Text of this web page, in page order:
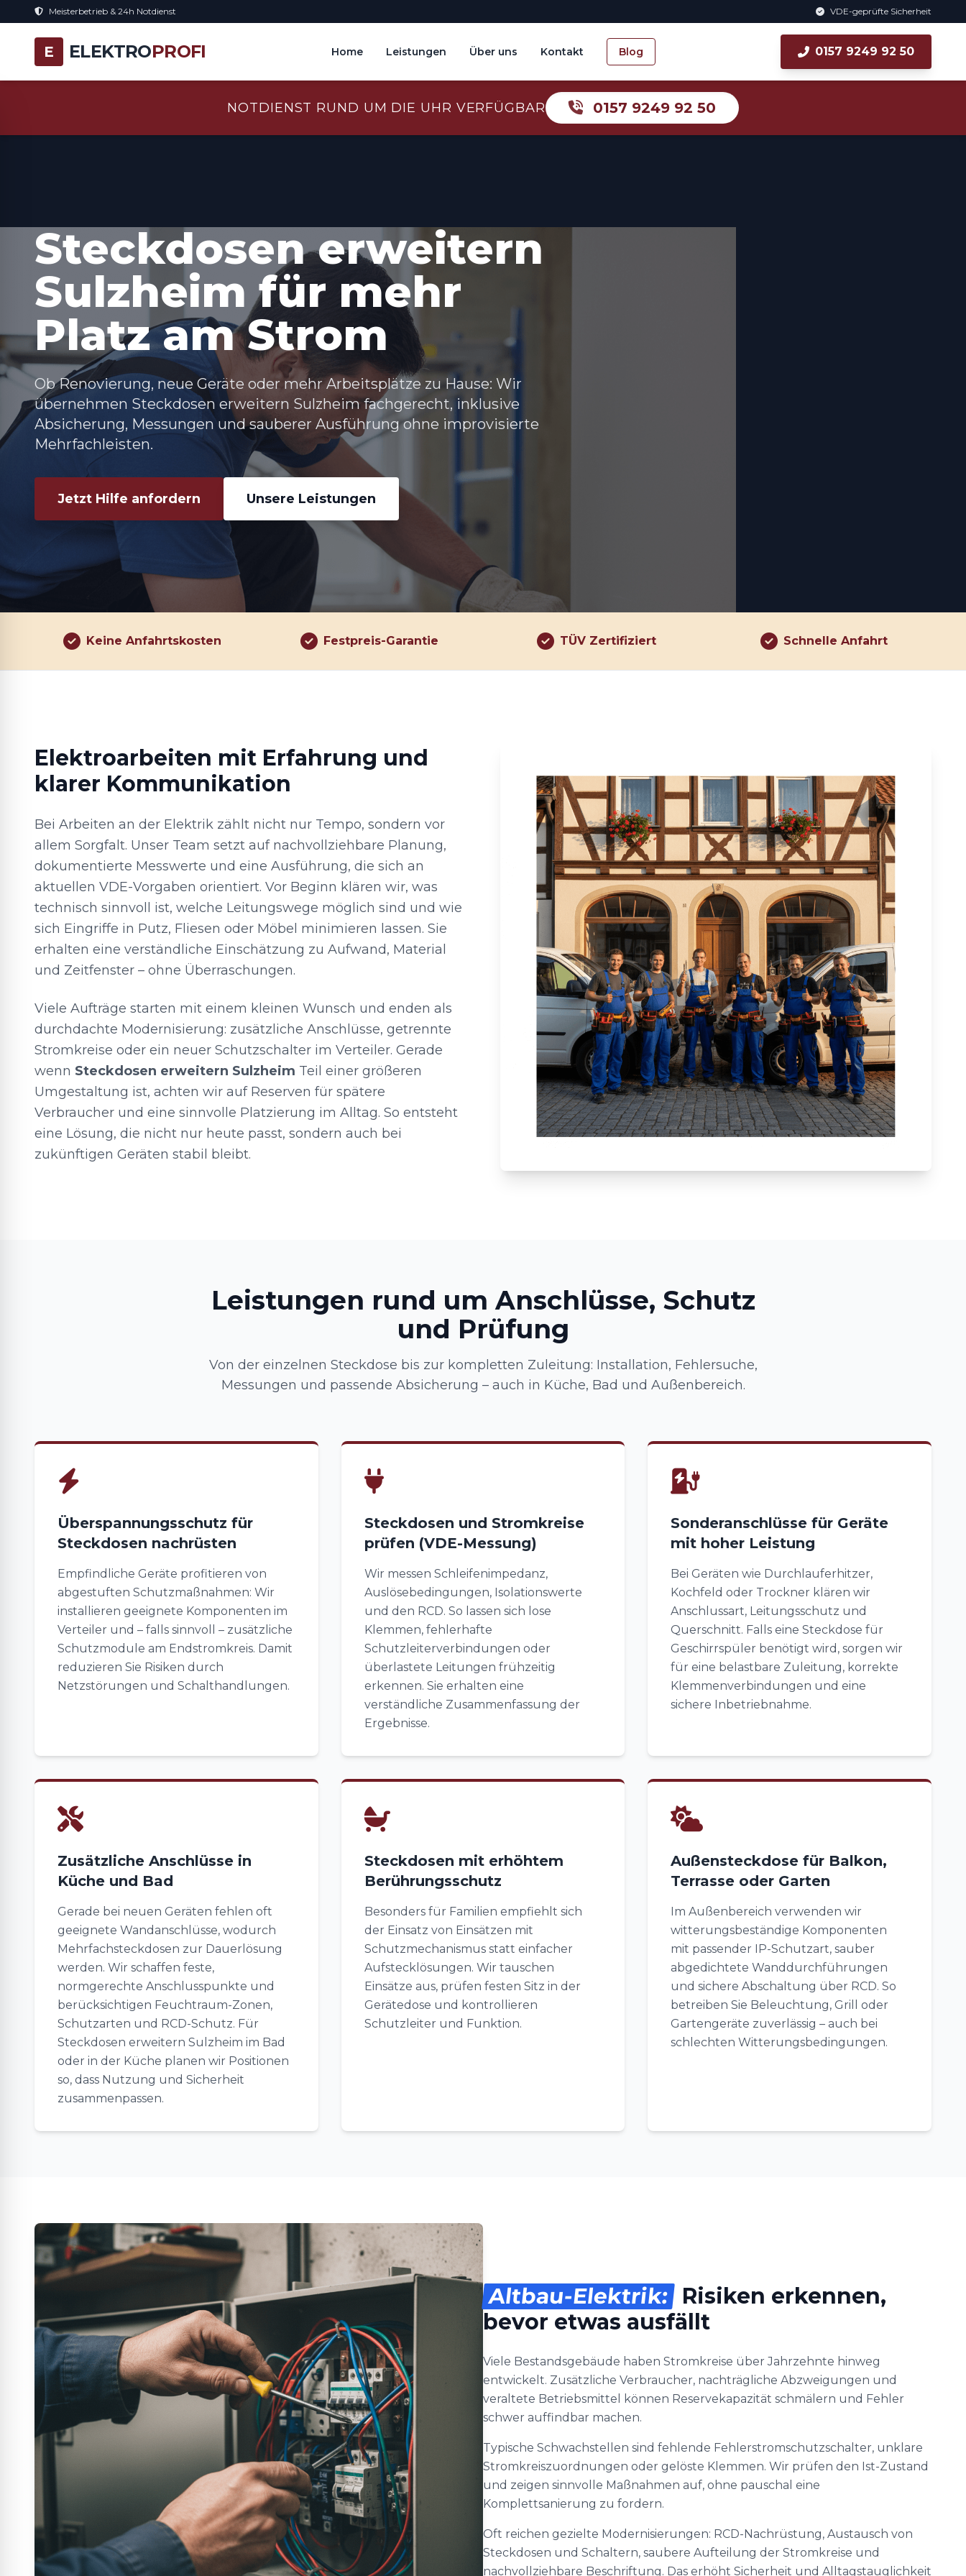
Meisterbetrieb & 24h Notdienst VDE-geprüfte Sicherheit
E ELEKTROPROFI Home Leistungen Über uns Kontakt Blog 0157 9249 92 50
NOTDIENST RUND UM DIE UHR VERFÜGBAR 0157 9249 92 50
Steckdosen erweitern
Sulzheim für mehr
Platz am Strom
Ob Renovierung, neue Geräte oder mehr Arbeitsplätze zu Hause: Wir
übernehmen Steckdosen erweitern Sulzheimfachgerecht, inklusive
Absicherung, Messungen und sauberer Ausführung ohne improvisierte
Mehrfachleisten.
Jetzt Hilfe anfordern Unsere Leistungen
Keine Anfahrtskosten Festpreis-Garantie TÜV Zertifiziert Schnelle Anfahrt
Elektroarbeiten mit Erfahrung und
klarer Kommunikation
Bei Arbeiten an der Elektrik zählt nicht nur Tempo, sondern vor
allem Sorgfalt. Unser Team setzt auf nachvollziehbare Planung,
dokumentierte Messwerte und eine Ausführung, die sich an
aktuellen VDE-Vorgaben orientiert. Vor Beginn klären wir, was
technisch sinnvoll ist, welche Leitungswege möglich sind und wie
sich Eingriffe in Putz, Fliesen oder Möbel minimieren lassen. Sie
erhalten eine verständliche Einschätzung zu Aufwand, Material
und Zeitfenster – ohne Überraschungen.
Viele Aufträge starten mit einem kleinen Wunsch und enden als
durchdachte Modernisierung: zusätzliche Anschlüsse, getrennte
Stromkreise oder ein neuer Schutzschalter im Verteiler. Gerade
wenn Steckdosen erweitern Sulzheim Teil einer größeren
Umgestaltung ist, achten wir auf Reserven für spätere
Verbraucher und eine sinnvolle Platzierung im Alltag. So entsteht
eine Lösung, die nicht nur heute passt, sondern auch bei
zukünftigen Geräten stabil bleibt.
Leistungen rund um Anschlüsse, Schutz
und Prüfung
Von der einzelnen Steckdose bis zur kompletten Zuleitung: Installation, Fehlersuche,
Messungen und passende Absicherung – auch in Küche, Bad und Außenbereich.
Überspannungsschutz für
Steckdosen nachrüsten
Empfindliche Geräte profitieren von
abgestuften Schutzmaßnahmen: Wir
installieren geeignete Komponenten im
Verteiler und – falls sinnvoll – zusätzliche
Schutzmodule am Endstromkreis. Damit
reduzieren Sie Risiken durch
Netzstörungen und Schalthandlungen.
Steckdosen und Stromkreise
prüfen (VDE-Messung)
Wir messen Schleifenimpedanz,
Auslösebedingungen, Isolationswerte
und den RCD. So lassen sich lose
Klemmen, fehlerhafte
Schutzleiterverbindungen oder
überlastete Leitungen frühzeitig
erkennen. Sie erhalten eine
verständliche Zusammenfassung der
Ergebnisse.
Sonderanschlüsse für Geräte
mit hoher Leistung
Bei Geräten wie Durchlauferhitzer,
Kochfeld oder Trockner klären wir
Anschlussart, Leitungsschutz und
Querschnitt. Falls eine Steckdose für
Geschirrspüler benötigt wird, sorgen wir
für eine belastbare Zuleitung, korrekte
Klemmenverbindungen und eine
sichere Inbetriebnahme.
Zusätzliche Anschlüsse in
Küche und Bad
Gerade bei neuen Geräten fehlen oft
geeignete Wandanschlüsse, wodurch
Mehrfachsteckdosen zur Dauerlösung
werden. Wir schaffen feste,
normgerechte Anschlusspunkte und
berücksichtigen Feuchtraum-Zonen,
Schutzarten und RCD-Schutz. Für
Steckdosen erweitern Sulzheim im Bad
oder in der Küche planen wir Positionen
so, dass Nutzung und Sicherheit
zusammenpassen.
Steckdosen mit erhöhtem
Berührungsschutz
Besonders für Familien empfiehlt sich
der Einsatz von Einsätzen mit
Schutzmechanismus statt einfacher
Aufstecklösungen. Wir tauschen
Einsätze aus, prüfen festen Sitz in der
Gerätedose und kontrollieren
Schutzleiter und Funktion.
Außensteckdose für Balkon,
Terrasse oder Garten
Im Außenbereich verwenden wir
witterungsbeständige Komponenten
mit passender IP-Schutzart, sauber
abgedichtete Wanddurchführungen
und sichere Abschaltung über RCD. So
betreiben Sie Beleuchtung, Grill oder
Gartengeräte zuverlässig – auch bei
schlechten Witterungsbedingungen.
Altbau-Elektrik: Risiken erkennen,
bevor etwas ausfällt
Viele Bestandsgebäude haben Stromkreise über Jahrzehnte hinweg
entwickelt. Zusätzliche Verbraucher, nachträgliche Abzweigungen und
veraltete Betriebsmittel können Reservekapazität schmälern und Fehler
schwer auffindbar machen.
Typische Schwachstellen sind fehlende Fehlerstromschutzschalter, unklare
Stromkreiszuordnungen oder gelöste Klemmen. Wir prüfen den Ist-Zustand
und zeigen sinnvolle Maßnahmen auf, ohne pauschal eine
Komplettsanierung zu fordern.
Oft reichen gezielte Modernisierungen: RCD-Nachrüstung, Austausch von
Steckdosen und Schaltern, saubere Aufteilung der Stromkreise und
nachvollziehbare Beschriftung. Das erhöht Sicherheit und Alltagstauglichkeit